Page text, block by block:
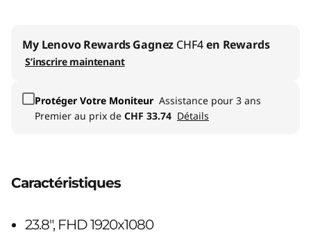
My Lenovo RewardsGagnez CHF4en Rewards
S’inscrire maintenant
Protéger Votre Moniteur Assistance pour 3 ans
Premier au prix de CHF 33.74 Détails
Caractéristiques
23.8", FHD 1920x1080